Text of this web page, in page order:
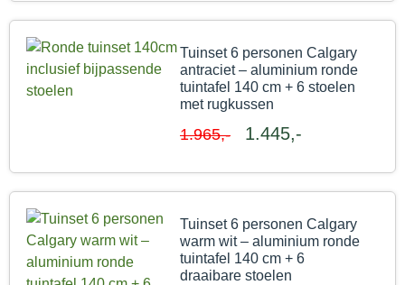
Tuinset 6 personen Calgary
antraciet – aluminium ronde
tuintafel 140 cm + 6 stoelen
met rugkussen
1.965,- 1.445,-
Tuinset 6 personen Calgary
warm wit – aluminium ronde
tuintafel 140 cm + 6
draaibare stoelen